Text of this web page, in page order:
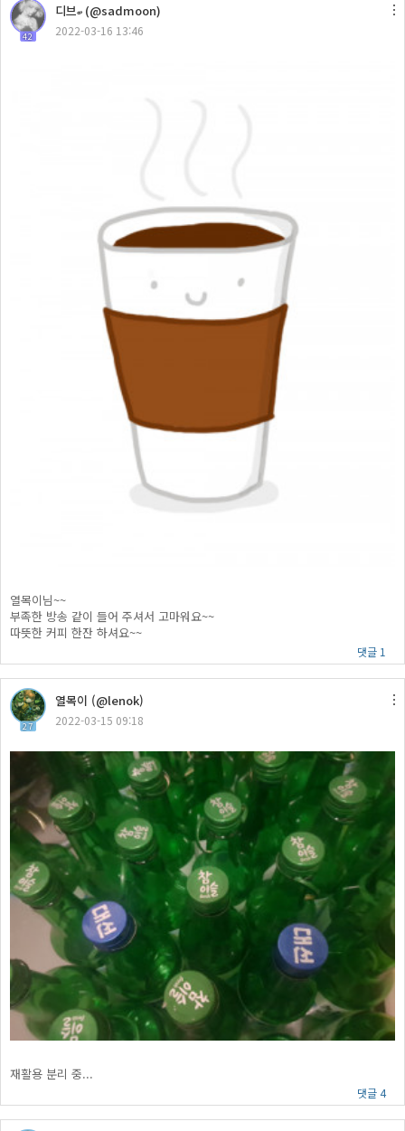
42
디브ބ (@sadmoon)
2022-03-16 13:46
열목이님~~
부족한 방송 같이 들어 주셔서 고마워요~~
따뜻한 커피 한잔 하셔요~~
댓글 1
27
열목이 (@lenok)
2022-03-15 09:18
재활용 분리 중...
댓글 4